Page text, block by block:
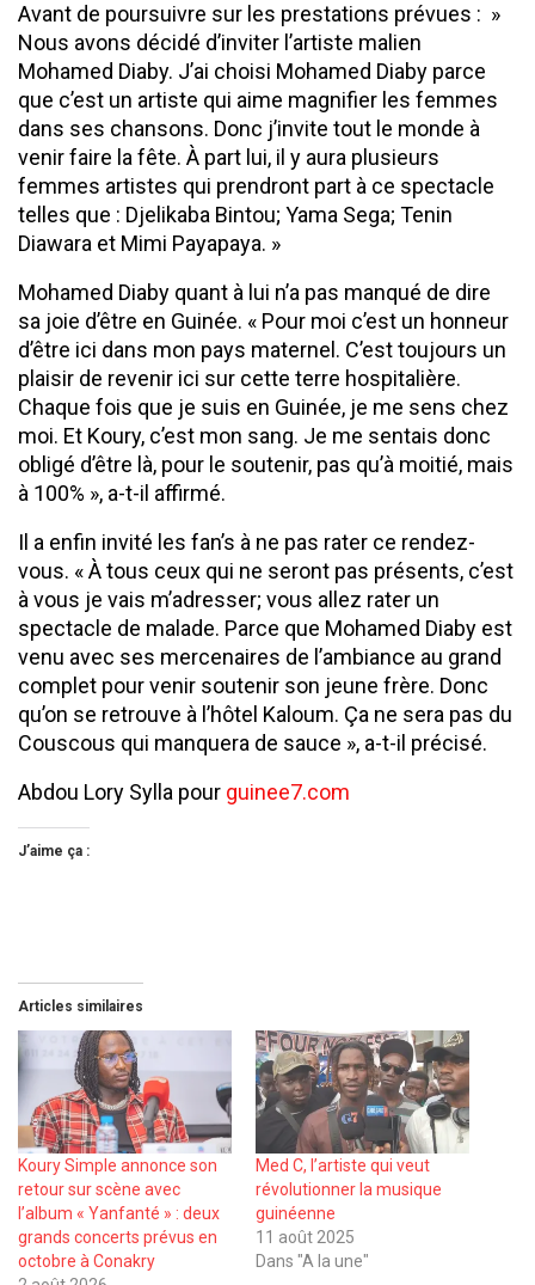
Avant de poursuivre sur les prestations prévues : »
Nous avons décidé d’inviter l’artiste malien
Mohamed Diaby. J’ai choisi Mohamed Diaby parce
que c’est un artiste qui aime magnifier les femmes
dans ses chansons. Donc j’invite tout le monde à
venir faire la fête. À part lui, il y aura plusieurs
femmes artistes qui prendront part à ce spectacle
telles que : Djelikaba Bintou; Yama Sega; Tenin
Diawara et Mimi Payapaya. »
Mohamed Diaby quant à lui n’a pas manqué de dire
sa joie d’être en Guinée. « Pour moi c’est un honneur
d’être ici dans mon pays maternel. C’est toujours un
plaisir de revenir ici sur cette terre hospitalière.
Chaque fois que je suis en Guinée, je me sens chez
moi. Et Koury, c’est mon sang. Je me sentais donc
obligé d’être là, pour le soutenir, pas qu’à moitié, mais
à 100% », a-t-il affirmé.
Il a enfin invité les fan’s à ne pas rater ce rendez-
vous. « À tous ceux qui ne seront pas présents, c’est
à vous je vais m’adresser; vous allez rater un
spectacle de malade. Parce que Mohamed Diaby est
venu avec ses mercenaires de l’ambiance au grand
complet pour venir soutenir son jeune frère. Donc
qu’on se retrouve à l’hôtel Kaloum. Ça ne sera pas du
Couscous qui manquera de sauce », a-t-il précisé.
Abdou Lory Sylla pour guinee7.com
J’aime ça :
Articles similaires
Koury Simple annonce son
retour sur scène avec
l’album « Yanfanté » : deux
grands concerts prévus en
octobre à Conakry
Med C, l’artiste qui veut
révolutionner la musique
guinéenne
11 août 2025
Dans "A la une"